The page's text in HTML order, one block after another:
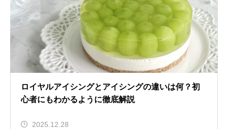
ロイヤルアイシングとアイシングの違いは何？初
心者にもわかるように徹底解説
2025.12.28